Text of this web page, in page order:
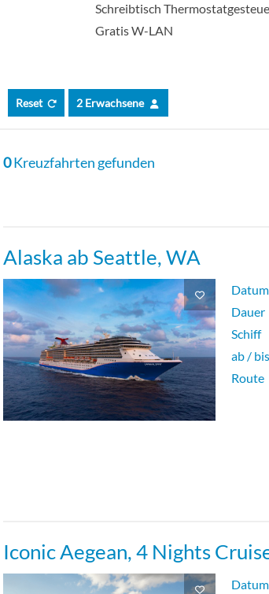
Schreibtisch
Gratis W-LAN
Reset 2 Erwachsene
0Kreuzfahrten gefunden
Alaska ab Seattle, WA
Datum
Dauer
Schiff
ab / bis
Route
Iconic Aegean, 4 Nights
Datum